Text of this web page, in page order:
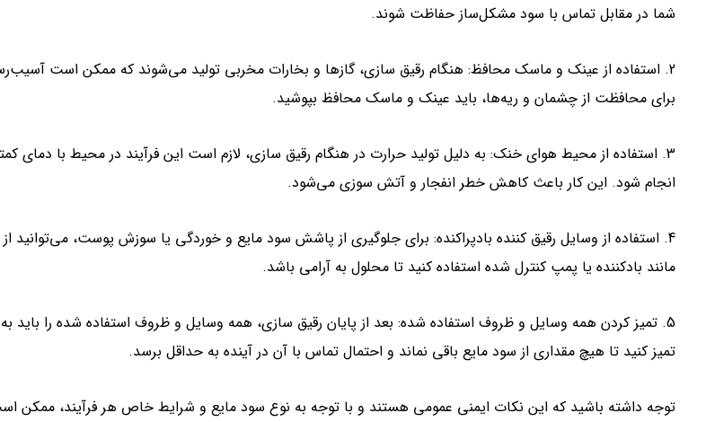
شما در مقابل تماس با سود مشکل‌ساز حفاظت شوند.
2. استفاده از عینک و ماسک محافظ: هنگام رقیق سازی، گازها و بخارات مخربی تولید می‌شوند که ممکن است
برای محافظت از چشمان و ریه‌ها، باید عینک و ماسک محافظ بپوشید.
3. استفاده از محیط هوای خنک: به دلیل تولید حرارت در هنگام رقیق سازی، لازم است این فرآیند در محیط با دمای
انجام شود. این کار باعث کاهش خطر انفجار و آتش سوزی می‌شود.
4. استفاده از وسایل رقیق کننده بادپراکنده: برای جلوگیری از پاشش سود مایع و خوردگی یا سوزش پوست، می‌توانید
مانند بادکننده یا پمپ کنترل شده استفاده کنید تا محلول به آرامی باشد.
5. تمیز کردن همه وسایل و ظروف استفاده شده: بعد از پایان رقیق سازی، همه وسایل و ظروف استفاده شده را باید
تمیز کنید تا هیچ مقداری از سود مایع باقی نماند و احتمال تماس با آن در آینده به حداقل برسد.
توجه داشته باشید که این نکات ایمنی عمومی هستند و با توجه به نوع سود مایع و شرایط خاص هر فرآیند، ممکن